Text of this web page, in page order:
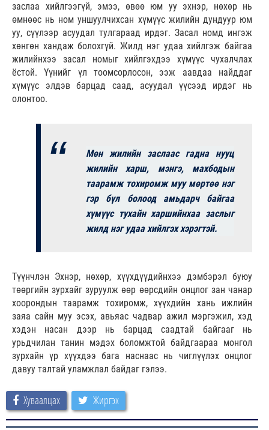
заслаа хийлгээгүй, эмээ, өвөө юм уу эхнэр, нөхөр нь
өмнөөс нь ном уншуулчихсан хүмүүс жилийн дундуур юм
уу, сүүлээр асуудал тулгараад ирдэг. Засал номд ингэж
хөнгөн хандаж болохгүй. Жилд нэг удаа хийлгэж байгаа
жилийнхээ засал номыг хийлгэхдээ хүмүүс чухалчлах
ёстой. Үүнийг үл тоомсорлосон, ээж аавдаа найддаг
хүмүүс элдэв барцад саад, асуудал үүсээд ирдэг нь
олонтоо.
Мөн жилийн заслаас гадна нууц
жилийн харш, мэнгэ, махбодын
таарамж тохиромж муу мөртөө нэг
гэр бүл болоод амьдарч байгаа
хүмүүс тухайн харшийнхаа заслыг
жилд нэг удаа хийлгэх хэрэгтэй.
Түүнчлэн Эхнэр, нөхөр, хүүхдүүдийнхээ дэмбэрэл буюу
төөргийн зурхайг зуруулж өөр өөрсдийн онцлог зан чанар
хоорондын таарамж тохиромж, хүүхдийн хань ижлийн
заяа сайн муу эсэх, авьяас чадвар ажил мэргэжил, хэд
хэдэн насан дээр нь барцад саадтай байгааг нь
урьдчилан танин мэдэх боломжтой байдгаараа монгол
зурхайн үр хүүхдээ бага наснаас нь чиглүүлэх онцлог
давуу талтай уламжлал байдаг гэлээ.
Хуваалцах Жиргэх